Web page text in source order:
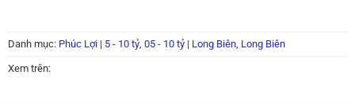
Danh mục: Phúc Lợi | 5 - 10 tỷ, 05 - 10 tỷ | Long Biên, Long Biên
Xem trên: